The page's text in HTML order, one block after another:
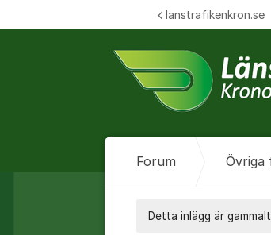
lanstrafikenkron.se
Forum Övriga
Detta inlägg är